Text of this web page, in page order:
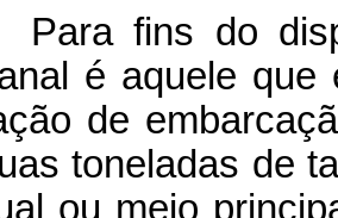
fins do
é aquele
de
toneladas de
ou meio